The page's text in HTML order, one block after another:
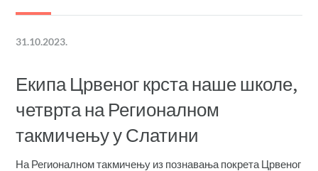
31.10.2023.
Екипа Црвеног крста наше школе,
четврта на Регионалном
такмичењу у Слатини
На Регионалном такмичењу из познавања покрета Црвеног